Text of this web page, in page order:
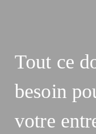
Tout ce
besoin
votre